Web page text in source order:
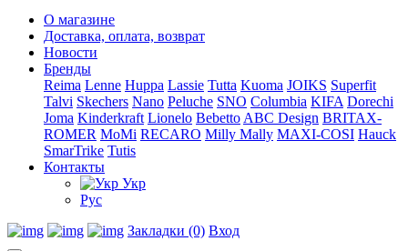
О магазине
Доставка, оплата, возврат
Новости
Бренды
Reima Lenne Huppa Lassie Tutta Kuoma JOIKS Superfit
Talvi Skechers Nano Peluche SNO Columbia KIFA Dorechi
Joma Kinderkraft Lionelo Bebetto ABC Design BRITAX-
ROMER MoMi RECARO Milly Mally MAXI-COSI Hauck
SmarTrike Tutis
Контакты
Укр
Рус
Закладки (0) Вход